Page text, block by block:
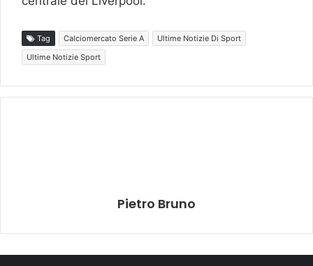
Tag Calciomercato Serie A
Ultime Notizie Di Sport
Ultime Notizie Sport
Pietro Bruno